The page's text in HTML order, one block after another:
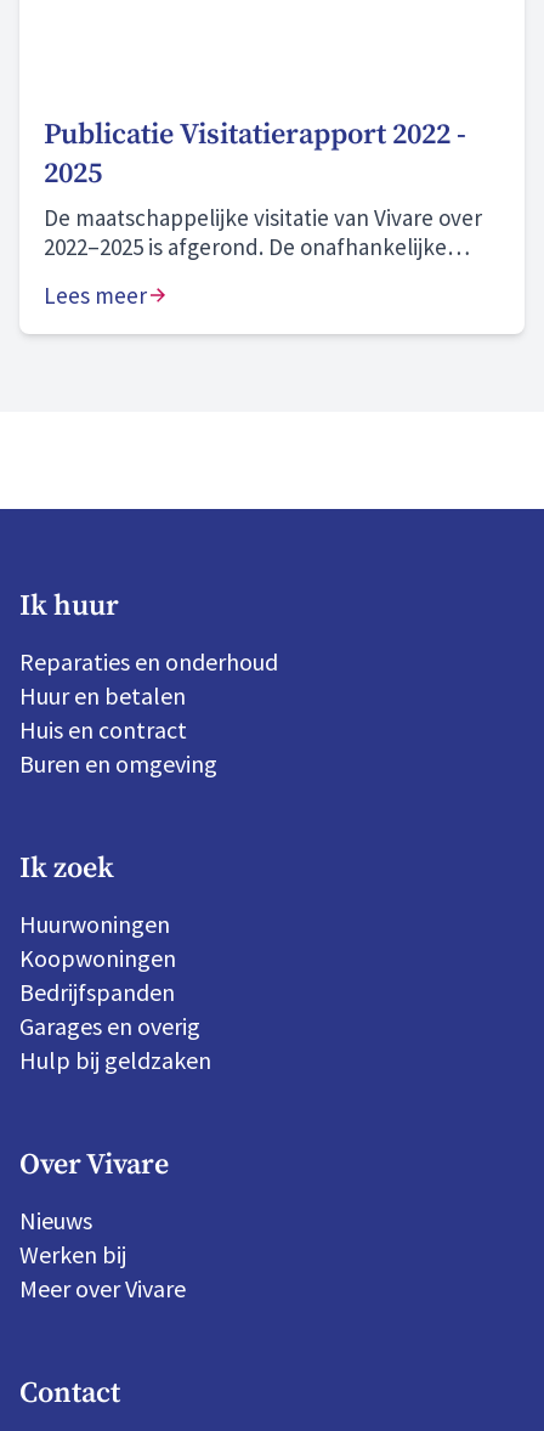
Publicatie Visitatierapport 2022 -
2025
De maatschappelijke visitatie van Vivare over
2022–2025 is afgerond. De onafhankelijke
“naar behoren” en onze zichtbare
aanwezigheid in onze gemeenten en wijken
Lees meer
Ik huur
Reparaties en onderhoud
Huur en betalen
Huis en contract
Buren en omgeving
Ik zoek
Huurwoningen
Koopwoningen
Bedrijfspanden
Garages en overig
Hulp bij geldzaken
Over Vivare
Nieuws
Werken bij
Meer over Vivare
Contact